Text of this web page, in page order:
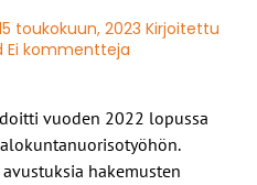
toukokuun, 2023 Kirjoitettu
Ei kommenttejaartikkeliin
3000€
avustus
vuoden 2022 lopussa
hakemusten